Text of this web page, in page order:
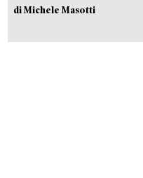
di Michele Masotti